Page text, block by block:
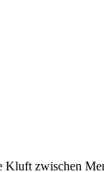
Kluft zwischen